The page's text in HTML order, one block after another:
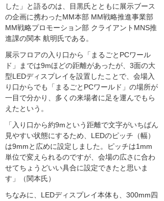
した」と語るのは、目黒氏とともに展示ブース
の企画に携わったMM本部 MM戦略推進事業部
MM戦略プロモーション部 クライアントMNS推
進課の関本 航明氏である。
展示フロアの入り口から「まるごとPCワール
ド」までは9mほどの距離があったが、3面の大
型LEDディスプレイを設置したことで、会場入
り口からでも「まるごとPCワールド」の場所が
一目で分かり、多くの来場者に足を運んでもら
えたという。
「入り口から約9mという距離で文字がいちばん
見やすい状態にするため、LEDのピッチ（幅）
は9mmと広めに設定しました。ピッチは1mm
単位で変えられるのですが、会場の広さに合わ
せてちょうどいい具合に設定できたと思いま
す」（関本氏）
ちなみに、LEDディスプレイ本体も、300mm四